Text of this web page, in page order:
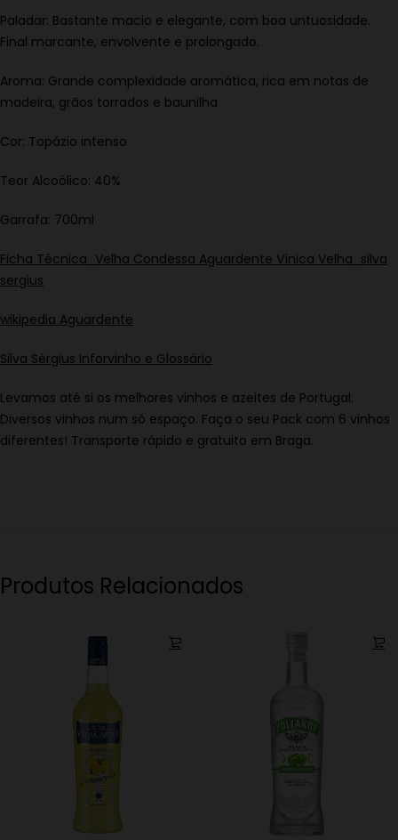
Paladar: Bastante macio e elegante, com boa untuosidade.
Final marcante, envolvente e prolongado.
Aroma: Grande complexidade aromática, rica em notas de
madeira, grãos torrados e baunilha
Cor: Topázio intenso
Teor Alcoólico: 40%
Garrafa: 700ml
Ficha Técnica_Velha Condessa Aguardente Vínica Velha_silva
sergius
wikipedia Aguardente
Silva Sérgius Inforvinho e Glossário
Levamos até si os melhores vinhos e azeites de Portugal.
Diversos vinhos num só espaço. Faça o seu Pack com 6 vinhos
diferentes! Transporte rápido e gratuito em Braga.
Produtos Relacionados